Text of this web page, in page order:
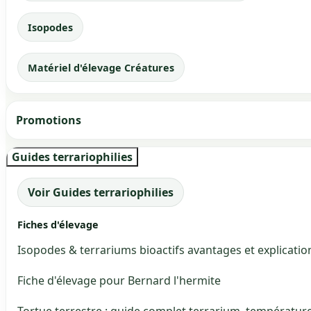
Isopodes
Matériel d'élevage Créatures
Promotions
Guides terrariophilies
Voir Guides terrariophilies
Fiches d'élevage
Isopodes & terrariums bioactifs avantages et
Fiche d'élevage pour Bernard l'hermite